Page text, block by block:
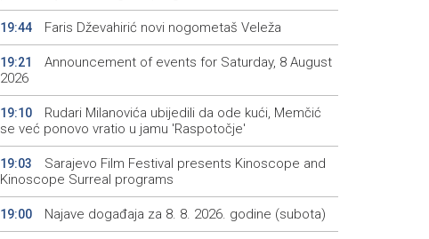
19:44 Faris Dževahirić novi nogometaš Veleža
19:21
Announcement of events for Saturday, 8 August
2026
19:10
Rudari Milanovića ubijedili da ode kući, Memčić
se već ponovo vratio u jamu 'Raspotočje'
19:03
Sarajevo Film Festival presents Kinoscope and
Kinoscope Surreal programs
19:00 Najave događaja za 8. 8. 2026. godine (subota)